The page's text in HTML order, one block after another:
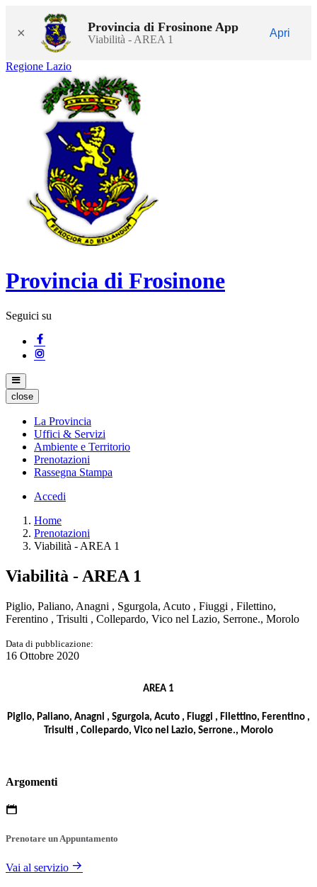
× Provincia di Frosinone App
Viabilità - AREA 1
Apri
Regione Lazio
Provincia di Frosinone
Seguici su
close
La Provincia
Uffici & Servizi
Ambiente e Territorio
Prenotazioni
Rassegna Stampa
Accedi
Home
Prenotazioni
Viabilità - AREA 1
Viabilità - AREA 1
Piglio, Paliano, Anagni , Sgurgola, Acuto , Fiuggi , Filettino,
Ferentino , Trisulti , Collepardo, Vico nel Lazio, Serrone., Morolo
Data di pubblicazione:
16 Ottobre 2020
AREA 1
Piglio, Paliano, Anagni , Sgurgola, Acuto , Fiuggi , Filettino, Ferentino ,
Trisulti , Collepardo, Vico nel Lazio, Serrone., Morolo
Argomenti
Prenotare un Appuntamento
Vai al servizio